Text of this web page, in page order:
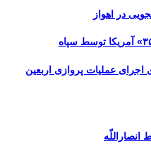
عملیات پروازی اربعین